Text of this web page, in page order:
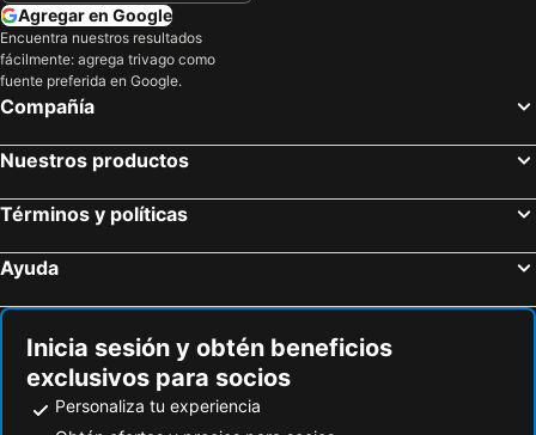
Agregar en Google
Encuentra nuestros resultados
fácilmente: agrega trivago como
fuente preferida en Google.
Compañía
Nuestros productos
Términos y políticas
Ayuda
Inicia sesión y obtén beneficios
exclusivos para socios
Personaliza tu experiencia